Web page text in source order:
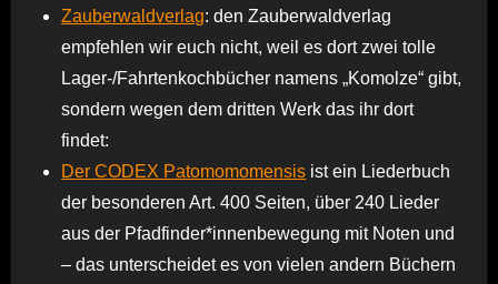
Zauberwaldverlag: den Zauberwaldverlag
empfehlen wir euch nicht, weil es dort zwei tolle
Lager-/Fahrtenkochbücher namens „Komolze“ gibt,
sondern wegen dem dritten Werk das ihr dort
findet:
Der CODEX Patomomomensis ist ein Liederbuch
der besonderen Art. 400 Seiten, über 240 Lieder
aus der Pfadfinder*innenbewegung mit Noten und
– das unterscheidet es von vielen andern Büchern